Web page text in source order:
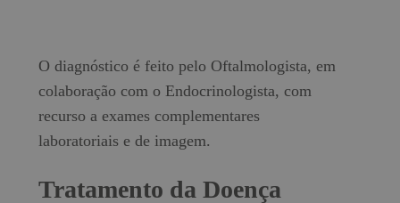
O diagnóstico é feito pelo Oftalmologista, em
colaboração com o Endocrinologista, com
recurso a exames complementares
laboratoriais e de imagem.
Tratamento da Doença